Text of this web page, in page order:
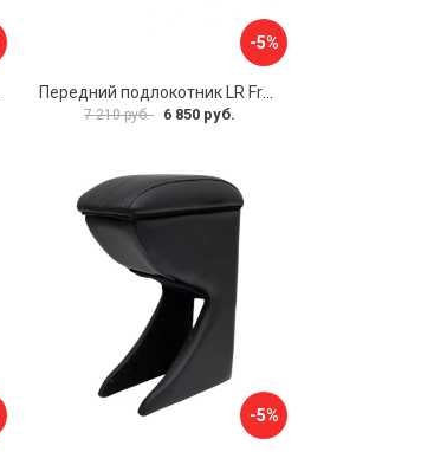
-5%
Передний подлокотник LR Freelander 2014- AVTOLIDER1 PP-LR-Freelander-2014-06
7 210 руб. 6 850 руб.
-5%